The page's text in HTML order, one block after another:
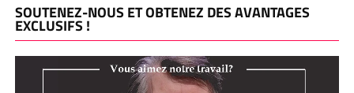
SOUTENEZ-NOUS ET OBTENEZ DES AVANTAGES
EXCLUSIFS !